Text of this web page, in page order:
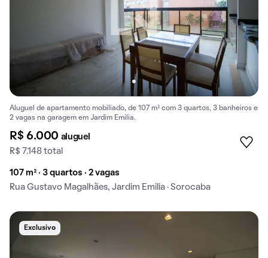
Aluguel de apartamento mobiliado, de 107 m² com 3 quartos, 3 banheiros e
2 vagas na garagem em Jardim Emilia.
R$ 6.000 aluguel
R$ 7.148 total
107 m² · 3 quartos · 2 vagas
Rua Gustavo Magalhães, Jardim Emilia · Sorocaba
Exclusivo